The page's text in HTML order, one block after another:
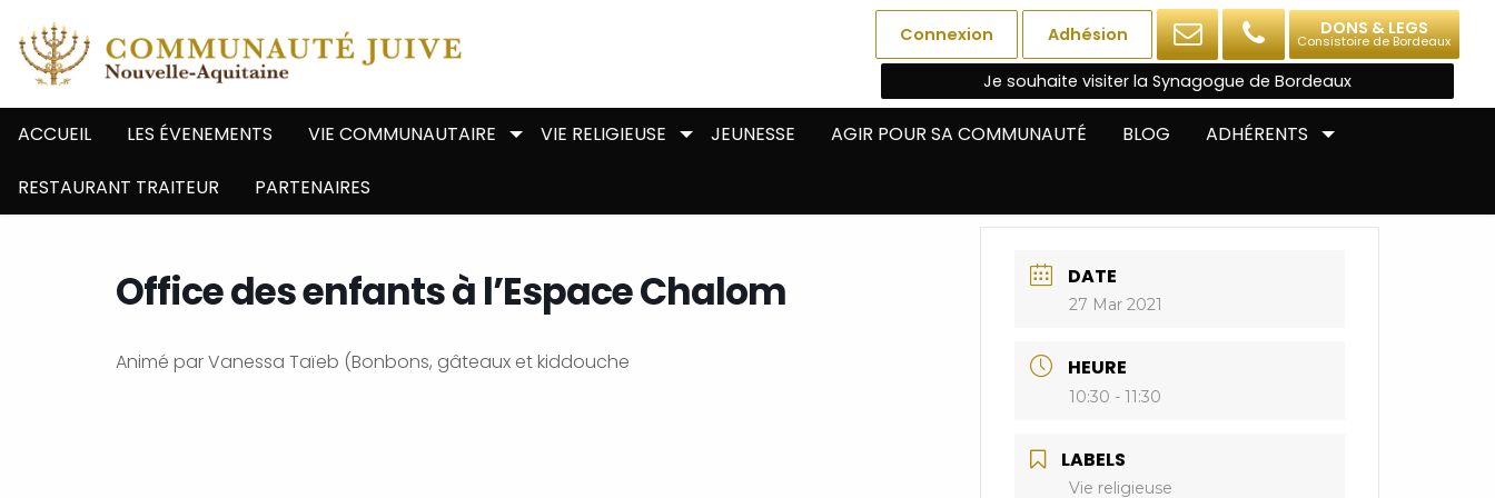
Connexion Adhésion DONS & LEGS
Consistoire de Bordeaux
Je souhaite visiter la Synagogue de Bordeaux
ACCUEIL LES ÉVENEMENTS VIE COMMUNAUTAIRE VIE RELIGIEUSE JEUNESSE AGIR POUR SA COMMUNAUTÉ BLOG ADHÉRENTS
RESTAURANT TRAITEUR PARTENAIRES
Office des enfants à l’Espace Chalom
Animé par Vanessa Taïeb (Bonbons, gâteaux et kiddouche
DATE
27 Mar 2021
HEURE
10:30 - 11:30
LABELS
Vie religieuse